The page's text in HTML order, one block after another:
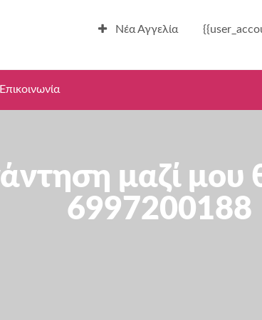
Νέα Αγγελία
Επικοινωνία
μαζί μου
6997200188